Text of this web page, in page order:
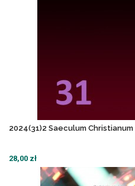
2024(31)2 Saeculum Christianum
28,00 zł